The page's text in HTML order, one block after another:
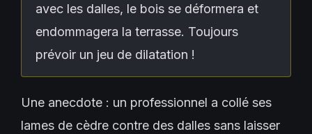
avec les dalles, le bois se déformera et
endommagera la terrasse. Toujours
prévoir un jeu de dilatation !
Une anecdote : un professionnel a collé ses
lames de cèdre contre des dalles sans laisser